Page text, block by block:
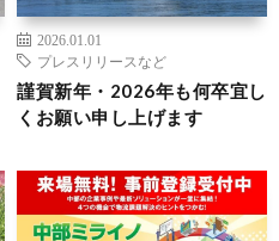
2026.01.01
プレスリリースなど
謹賀新年・2026年も何卒宜し
くお願い申し上げます